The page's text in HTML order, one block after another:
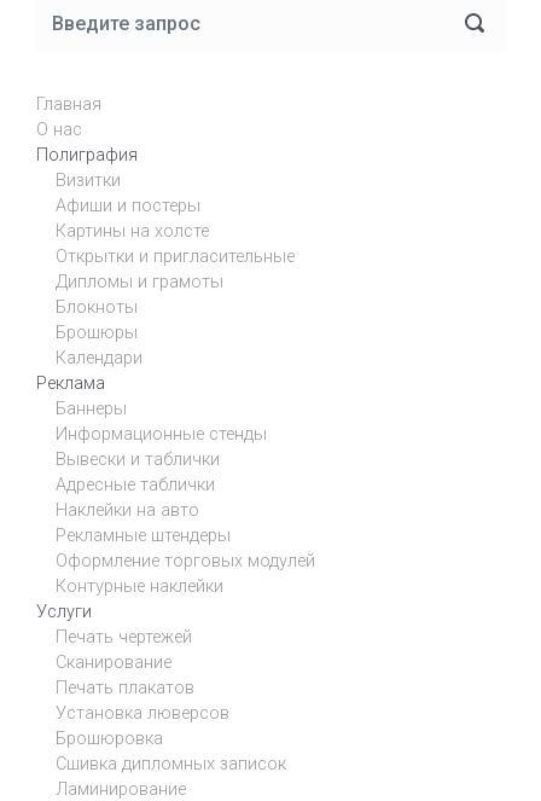
Главная
О нас
Полиграфия
Визитки
Афиши и постеры
Картины на холсте
Открытки и пригласительные
Дипломы и грамоты
Блокноты
Брошюры
Календари
Реклама
Баннеры
Информационные стенды
Вывески и таблички
Адресные таблички
Наклейки на авто
Рекламные штендеры
Оформление торговых модулей
Контурные наклейки
Услуги
Печать чертежей
Сканирование
Печать плакатов
Установка люверсов
Брошюровка
Сшивка дипломных записок
Ламинирование